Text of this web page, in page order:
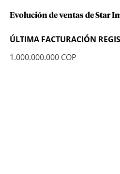
Evolución de ventas de Star
ÚLTIMA FACTURACIÓN
1.000.000.000 COP